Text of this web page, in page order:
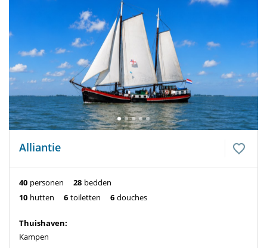
Alliantie
40 personen 28 bedden
10 hutten 6 toiletten 6 douches
Thuishaven:
Kampen